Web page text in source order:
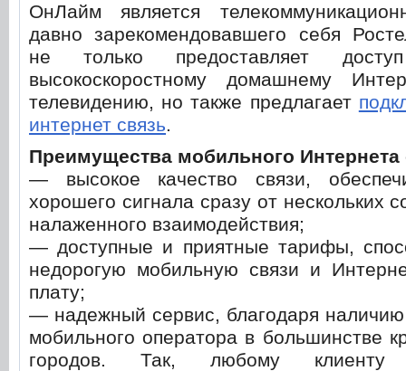
ОнЛайм является
давно зарекомендовавшего себя
не только предоставляет
высокоскоростному домашнему
телевидению, но также предлагает
интернет связь.
Преимущества мобильного
— высокое качество связи,
хорошего сигнала сразу от нескольких
налаженного взаимодействия;
— доступные и приятные тарифы,
недорогую мобильную связи и
плату;
— надежный сервис, благодаря наличию
мобильного оператора в большинстве
городов. Так, любому клиенту